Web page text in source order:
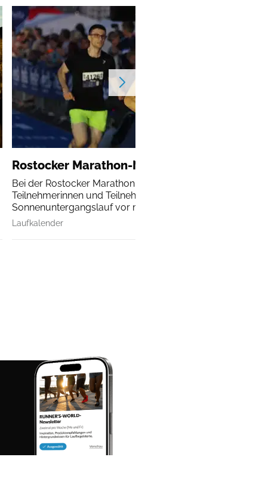
Rostocker Marathon-Nacht
Bei der Rostocker Marathon-Nacht erleben alle
Teilnehmerinnen und Teilnehmer einen
Sonnenuntergangslauf vor malerischer Kulisse.
Laufkalender